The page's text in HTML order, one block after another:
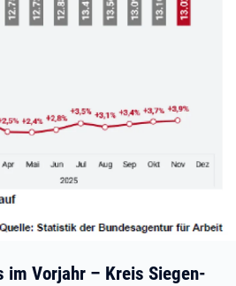
Vorjahr – Kreis Siegen-